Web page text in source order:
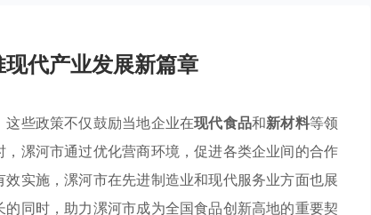
代产业发展新篇章
些政策不仅鼓励当地企业在现代食品和新材料等领
漯河市通过优化营商环境，促进各类企业间的合作
实施，漯河市在先进制造业和现代服务业方面也展
同时，助力漯河市成为全国食品创新高地的重要契